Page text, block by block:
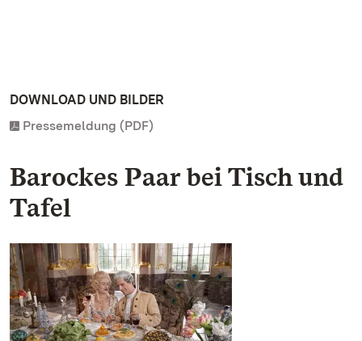
DOWNLOAD UND BILDER
Pressemeldung (PDF)
Barockes Paar bei Tisch und
Tafel